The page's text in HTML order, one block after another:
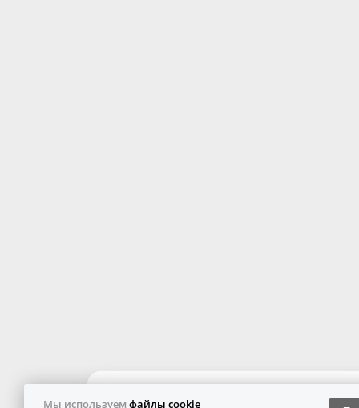
Мы используем файлы cookie